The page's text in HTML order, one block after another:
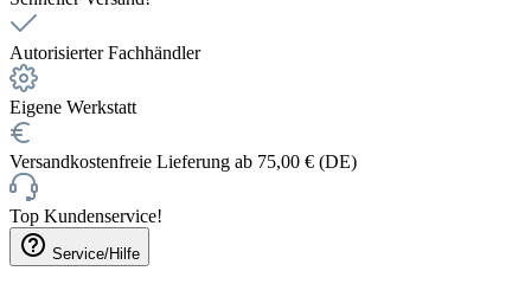
Autorisierter Fachhändler
Eigene Werkstatt
Versandkostenfreie Lieferung ab 75,00 € (DE)
Top Kundenservice!
Service/Hilfe